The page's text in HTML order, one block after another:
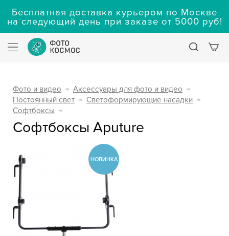
Бесплатная доставка курьером по Москве
на следующий день при заказе от 5000 руб!
Фото и видео → Аксессуары для фото и видео →
Постоянный свет → Светоформирующие насадки →
Софтбоксы →
Софтбоксы Aputure